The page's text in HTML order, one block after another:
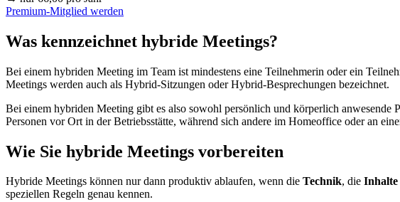
Premium-Mitglied werden
Was kennzeichnet hybride Meetings?
Bei einem hybriden Meeting im Team ist mindestens eine Teilnehmerin oder ein
Meetings werden auch als Hybrid-Sitzungen oder Hybrid-Besprechungen bezeichnet.
Bei einem hybriden Meeting gibt es also sowohl persönlich und körperlich anwesende
Personen vor Ort in der Betriebsstätte, während sich andere im Homeoffice oder an
Wie Sie hybride Meetings vorbereiten
Hybride Meetings können nur dann produktiv ablaufen, wenn die Technik, die Inhalte
speziellen Regeln genau kennen.